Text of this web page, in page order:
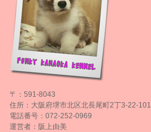
〒：591-8043
住所：大阪府堺市北区北長尾町2丁3-22-101
電話番号：072-252-0969
運営者：阪上由美